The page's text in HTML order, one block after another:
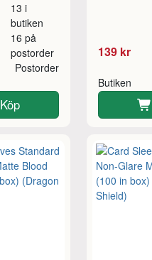
13 i
butiken
16 på
postorder
Postorder
Köp
139 kr
Butiken